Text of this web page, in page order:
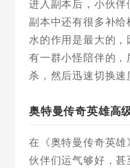
进入副本后，小伙
副本中还有很多补
水的作用是最大的
有一群小怪陪伴的
杀，然后迅速切换速
奥特曼传奇英雄高
在《奥特曼传奇英
伙伴们运气够好，